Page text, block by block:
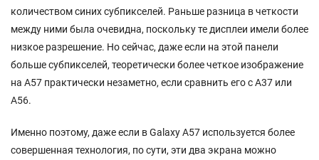
количеством синих субпикселей. Раньше разница в четкости
между ними была очевидна, поскольку те дисплеи имели более
низкое разрешение. Но сейчас, даже если на этой панели
больше субпикселей, теоретически более четкое изображение
на A57 практически незаметно, если сравнить его с A37 или
A56.
Именно поэтому, даже если в Galaxy A57 используется более
совершенная технология, по сути, эти два экрана можно